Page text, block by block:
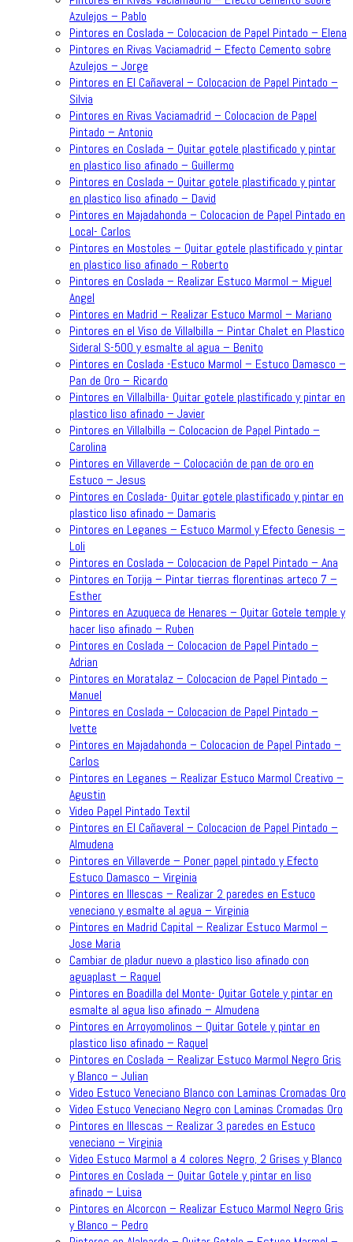
Azulejos – Pablo
Pintores en Coslada – Colocacion de Papel Pintado – Elena
Pintores en Rivas Vaciamadrid – Efecto Cemento sobre
Azulejos – Jorge
Pintores en El Cañaveral – Colocacion de Papel Pintado –
Silvia
Pintores en Rivas Vaciamadrid – Colocacion de Papel
Pintado – Antonio
Pintores en Coslada – Quitar gotele plastificado y pintar
en plastico liso afinado – Guillermo
Pintores en Coslada – Quitar gotele plastificado y pintar
en plastico liso afinado – David
Pintores en Majadahonda – Colocacion de Papel Pintado en
Local- Carlos
Pintores en Mostoles – Quitar gotele plastificado y pintar
en plastico liso afinado – Roberto
Pintores en Coslada – Realizar Estuco Marmol – Miguel
Angel
Pintores en Madrid – Realizar Estuco Marmol – Mariano
Pintores en el Viso de Villalbilla – Pintar Chalet en Plastico
Sideral S-500 y esmalte al agua – Benito
Pintores en Coslada -Estuco Marmol – Estuco Damasco –
Pan de Oro – Ricardo
Pintores en Villalbilla- Quitar gotele plastificado y pintar en
plastico liso afinado – Javier
Pintores en Villalbilla – Colocacion de Papel Pintado –
Carolina
Pintores en Villaverde – Colocación de pan de oro en
Estuco – Jesus
Pintores en Coslada- Quitar gotele plastificado y pintar en
plastico liso afinado – Damaris
Pintores en Leganes – Estuco Marmol y Efecto Genesis –
Loli
Pintores en Coslada – Colocacion de Papel Pintado – Ana
Pintores en Torija – Pintar tierras florentinas arteco 7 –
Esther
Pintores en Azuqueca de Henares – Quitar Gotele temple y
hacer liso afinado – Ruben
Pintores en Coslada – Colocacion de Papel Pintado –
Adrian
Pintores en Moratalaz – Colocacion de Papel Pintado –
Manuel
Pintores en Coslada – Colocacion de Papel Pintado –
Ivette
Pintores en Majadahonda – Colocacion de Papel Pintado –
Carlos
Pintores en Leganes – Realizar Estuco Marmol Creativo –
Agustin
Video Papel Pintado Textil
Pintores en El Cañaveral – Colocacion de Papel Pintado –
Almudena
Pintores en Villaverde – Poner papel pintado y Efecto
Estuco Damasco – Virginia
Pintores en Illescas – Realizar 2 paredes en Estuco
veneciano y esmalte al agua – Virginia
Pintores en Madrid Capital – Realizar Estuco Marmol –
Jose Maria
Cambiar de pladur nuevo a plastico liso afinado con
aguaplast – Raquel
Pintores en Boadilla del Monte- Quitar Gotele y pintar en
esmalte al agua liso afinado – Almudena
Pintores en Arroyomolinos – Quitar Gotele y pintar en
plastico liso afinado – Raquel
Pintores en Coslada – Realizar Estuco Marmol Negro Gris
y Blanco – Julian
Video Estuco Veneciano Blanco con Laminas Cromadas Oro
Video Estuco Veneciano Negro con Laminas Cromadas Oro
Pintores en Illescas – Realizar 3 paredes en Estuco
veneciano – Virginia
Video Estuco Marmol a 4 colores Negro, 2 Grises y Blanco
Pintores en Coslada – Quitar Gotele y pintar en liso
afinado – Luisa
Pintores en Alcorcon – Realizar Estuco Marmol Negro Gris
y Blanco – Pedro